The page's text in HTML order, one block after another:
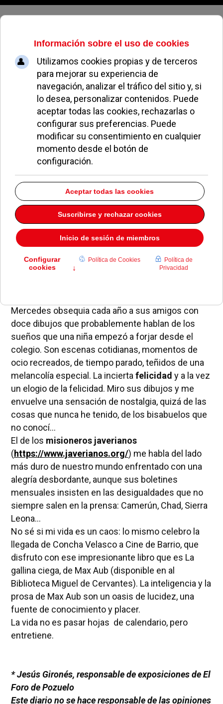
Jueves, 06 de agosto de 2026
Calendarios
JESÚS GIRONÉS COLABORACIONES 25 ENERO 2011
A veces pasas del gin tonic al termalgin casi sin
darte cuenta. O comienzas a hablar con una amiga
y de casi todo ya han pasado veinte años. O te
conformas con que te dediquen el tiempo que les
quede libre. Los años pasan y desde hace algunos
no tengo que buscar calendarios. Mido los días
Mercedes obsequia cada año a sus amigos con
doce dibujos que probablemente hablan de los
sueños que una niña empezó a forjar desde el
colegio. Son escenas cotidianas, momentos de
ocio recreados, de tiempo parado, teñidos de una
melancolía especial. La incierta felicidad y a la vez
un elogio de la felicidad. Miro sus dibujos y me
envuelve una sensación de nostalgia, quizá de las
cosas que nunca he tenido, de los bisabuelos que
no conocí...
El de los misioneros javerianos
(https://www.javerianos.org/) me habla del lado
más duro de nuestro mundo enfrentado con una
alegría desbordante, aunque sus boletines
mensuales insisten en las desigualdades que no
siempre salen en la prensa: Camerún, Chad, Sierra
Leona...
No sé si mi vida es un caos: lo mismo celebro la
llegada de Concha Velasco a Cine de Barrio, que
disfruto con ese impresionante libro que es La
gallina ciega, de Max Aub (disponible en al
Biblioteca Miguel de Cervantes). La inteligencia y la
prosa de Max Aub son un oasis de lucidez, una
fuente de conocimiento y placer.
La vida no es pasar hojas de calendario, pero
entretiene.
* Jesús Gironés, responsable de exposiciones de El
Foro de Pozuelo
Este diario no se hace responsable de las opiniones